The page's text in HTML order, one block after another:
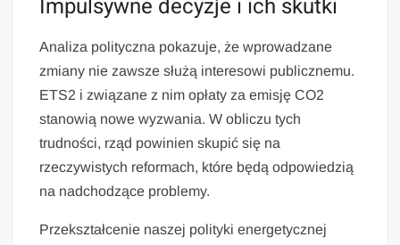
Impulsywne decyzje i ich skutki
Analiza polityczna pokazuje, że wprowadzane
zmiany nie zawsze służą interesowi publicznemu.
ETS2 i związane z nim opłaty za emisję CO2
stanowią nowe wyzwania. W obliczu tych
trudności, rząd powinien skupić się na
rzeczywistych reformach, które będą odpowiedzią
na nadchodzące problemy.
Przekształcenie naszej polityki energetycznej